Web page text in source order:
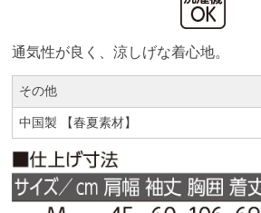
通気性が良く、涼しげな着心地。
その他
中国製 【春夏素材】